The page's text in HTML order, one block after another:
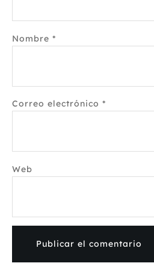
Nombre *
Correo electrónico *
Web